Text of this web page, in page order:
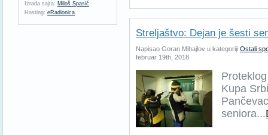
Izrada sajta: Miloš Spasić .
Hosting: eRadionica.
Streljaštvo: Dejan je šesti
Napisao Goran Mihajlov u kategoriji Ostali
februar 19th, 2018
Kupa
seniora...